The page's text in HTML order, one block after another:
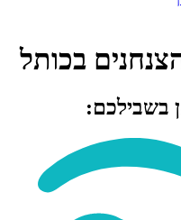
בכותל
בשבילכם: